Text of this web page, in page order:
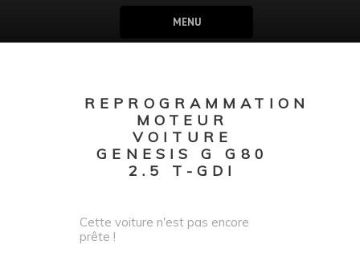
MENU
REPROGRAMMATION
MOTEUR
VOITURE
GENESIS G G80
2.5 T-GDI
Cette voiture n'est pas encore
prête !